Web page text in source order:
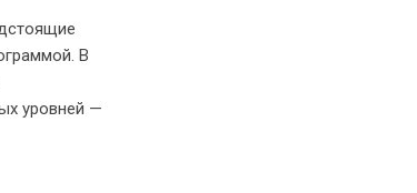
В
уровней —